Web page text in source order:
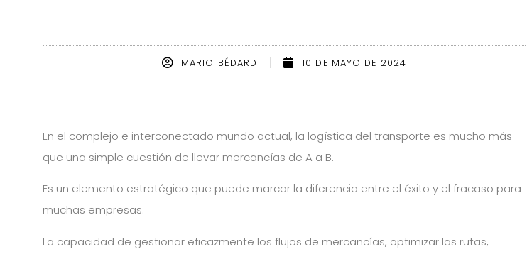
MARIO BÉDARD 10 DE MAYO DE 2024
En el complejo e interconectado mundo actual, la logística del transporte es mucho más
que una simple cuestión de llevar mercancías de A a B.
Es un elemento estratégico que puede marcar la diferencia entre el éxito y el fracaso para
muchas empresas.
La capacidad de gestionar eficazmente los flujos de mercancías, optimizar las rutas,